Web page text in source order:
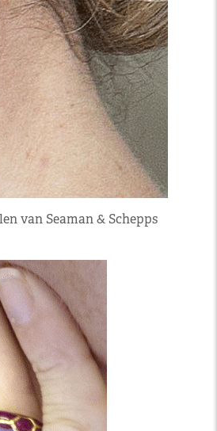
van Seaman & Schepps